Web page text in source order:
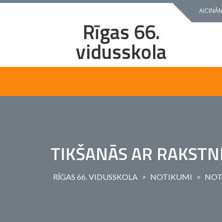
Skip
Rīgas 66.
vidusskola
TIKŠANĀS AR
RĪGAS 66. VIDUSSKOLA > NOTIKUMI >